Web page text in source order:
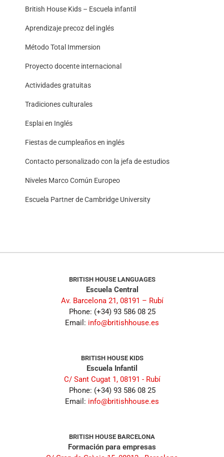
British House Kids – Escuela infantil
Aprendizaje precoz del inglés
Método Total Immersion
Proyecto docente internacional
Actividades gratuitas
Tradiciones culturales
Esplai en Inglés
Fiestas de cumpleaños en inglés
Contacto personalizado con la jefa de estudios
Niveles Marco Común Europeo
Escuela Partner de Cambridge University
BRITISH HOUSE LANGUAGES
Escuela Central
Av. Barcelona 21, 08191 – Rubí
Phone: (+34) 93 586 08 25
Email: info@britishhouse.es
BRITISH HOUSE KIDS
Escuela Infantil
C/ Sant Cugat 1, 08191 - Rubí
Phone: (+34) 93 586 08 25
Email: info@britishhouse.es
BRITISH HOUSE BARCELONA
Formación para empresas